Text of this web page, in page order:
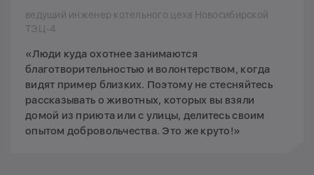
ведущий инженер котельного цеха Новосибирской
ТЭЦ-4
«Люди куда охотнее занимаются
благотворительностью и волонтерством, когда
видят пример близких. Поэтому не стесняйтесь
рассказывать о животных, которых вы взяли
домой из приюта или с улицы, делитесь своим
опытом добровольчества. Это же круто!»